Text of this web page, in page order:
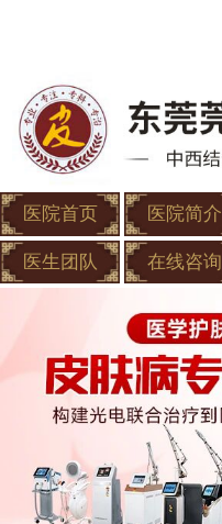
医院首页 医院简介
医生团队 在线咨询